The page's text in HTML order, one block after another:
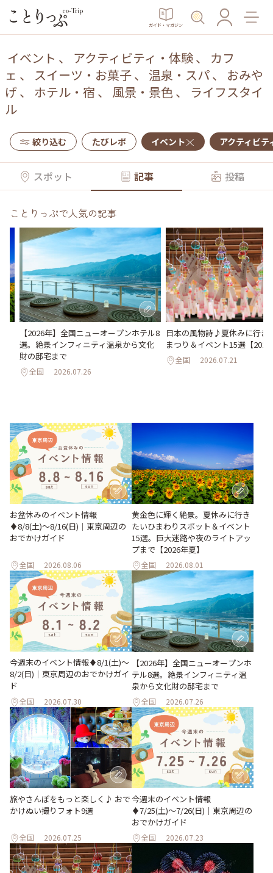
ガイド・マガジン
イベント 、 アクティビティ・体験、 カフ
ェ 、 スイーツ・お菓子、 温泉・スパ、 おみや
げ 、 ホテル・宿 、 風景・景色、 ライフスタイ
ル
絞り込む たびレポ イベント アクティビテ
スポット 記事 投稿
ことりっぷで人気の記事
【2026年】全国ニューオープンホテル8
選。絶景インフィニティ温泉から文化
財の邸宅まで
全国 2026.07.26
日本の風物詩♪夏休みに行き
まつり＆イベント15選【
全国 2026.07.21
お盆休みのイベント情報
♦︎8/8(土)〜8/16(日)｜東京周辺の
おでかけガイド
全国 2026.08.06
黄金色に輝く絶景。夏休みに行き
たいひまわりスポット＆イベント
15選。巨大迷路や夜のライトアッ
プまで【2026年夏】
全国 2026.08.01
今週末のイベント情報♦︎8/1(土)〜
8/2(日)｜東京周辺のおでかけガイ
ド
全国 2026.07.30
【2026年】全国ニューオープンホ
テル8選。絶景インフィニティ温
泉から文化財の邸宅まで
全国 2026.07.26
旅やさんぽをもっと楽しく♪ おで
かけぬい撮りフォト9選
全国 2026.07.25
今週末のイベント情報
♦︎7/25(土)〜7/26(日)｜東京周辺の
おでかけガイド
全国 2026.07.23